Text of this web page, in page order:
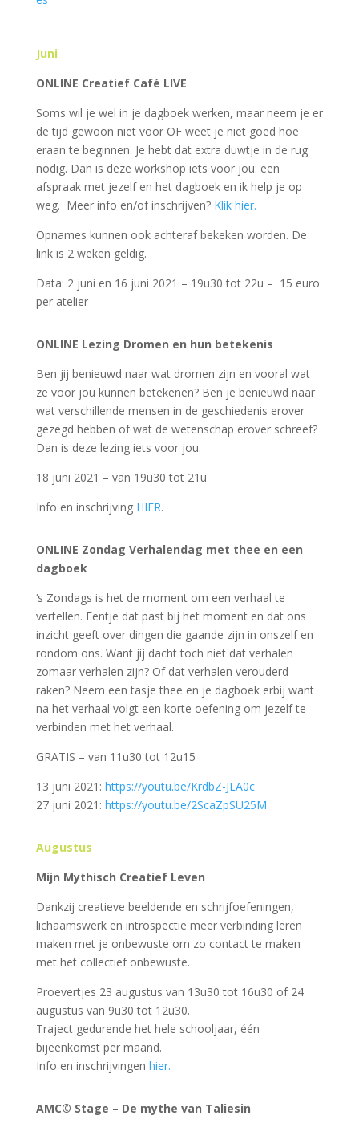
Juni
ONLINE Creatief Café LIVE
Soms wil je wel in je dagboek werken, maar neem je er
de tijd gewoon niet voor OF weet je niet goed hoe
eraan te beginnen. Je hebt dat extra duwtje in de rug
nodig. Dan is deze workshop iets voor jou: een
afspraak met jezelf en het dagboek en ik help je op
weg. Meer info en/of inschrijven? Klik hier.
Opnames kunnen ook achteraf bekeken worden. De
link is 2 weken geldig.
Data: 2 juni en 16 juni 2021 – 19u30 tot 22u – 15 euro
per atelier
ONLINE Lezing Dromen en hun betekenis
Ben jij benieuwd naar wat dromen zijn en vooral wat
ze voor jou kunnen betekenen? Ben je benieuwd naar
wat verschillende mensen in de geschiedenis erover
gezegd hebben of wat de wetenschap erover schreef?
Dan is deze lezing iets voor jou.
18 juni 2021 – van 19u30 tot 21u
Info en inschrijving HIER.
ONLINE Zondag Verhalendag met thee en een
dagboek
‘s Zondags is het de moment om een verhaal te
vertellen. Eentje dat past bij het moment en dat ons
inzicht geeft over dingen die gaande zijn in onszelf en
rondom ons. Want jij dacht toch niet dat verhalen
zomaar verhalen zijn? Of dat verhalen verouderd
raken? Neem een tasje thee en je dagboek erbij want
na het verhaal volgt een korte oefening om jezelf te
verbinden met het verhaal.
GRATIS – van 11u30 tot 12u15
13 juni 2021: https://youtu.be/KrdbZ-JLA0c
27 juni 2021: https://youtu.be/2ScaZpSU25M
Augustus
Mijn Mythisch Creatief Leven
Dankzij creatieve beeldende en schrijfoefeningen,
lichaamswerk en introspectie meer verbinding leren
maken met je onbewuste om zo contact te maken
met het collectief onbewuste.
Proevertjes 23 augustus van 13u30 tot 16u30 of 24
augustus van 9u30 tot 12u30.
Traject gedurende het hele schooljaar, één
bijeenkomst per maand.
Info en inschrijvingen hier.
AMC© Stage – De mythe van Taliesin